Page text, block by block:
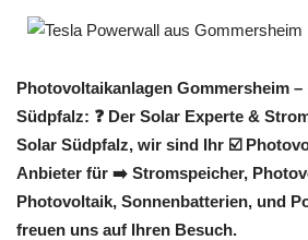
Photovoltaikanlagen Gommersheim
Südpfalz: ❓️ Der Solar Experte &
Solar Südpfalz, wir sind Ihr ☑️
Anbieter für ➡️ Stromspeicher,
Photovoltaik, Sonnenbatterien, und
freuen uns auf Ihren Besuch.